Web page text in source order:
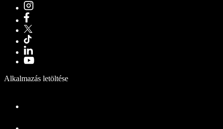
Alkalmazás letöltése